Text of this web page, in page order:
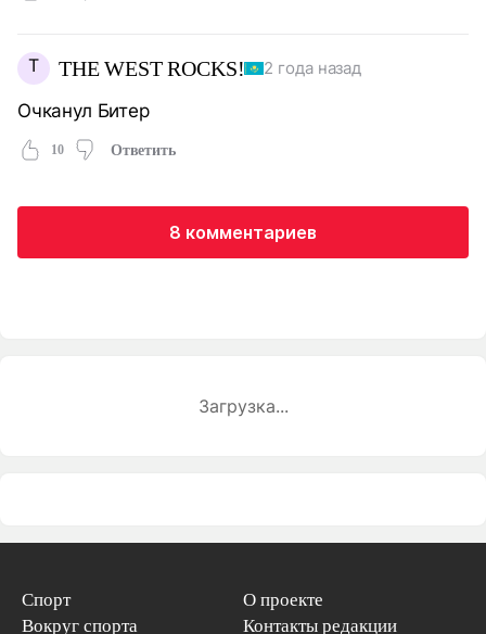
T THE WEST ROCKS! 2 года назад
Очканул Битер
10 Ответить
8 комментариев
Загрузка...
Спорт
Вокруг спорта
О проекте
Контакты редакции